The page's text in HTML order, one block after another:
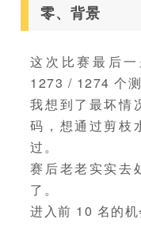
零、背景
这次比赛最后
1273 / 1274 个测
我想到了最坏情
码，想通过剪枝
过。
赛后老老实实去
了。
进入前 10 名的机